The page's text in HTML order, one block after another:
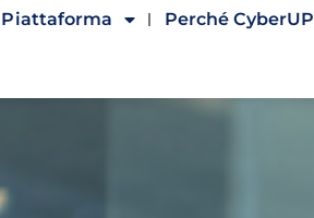
Piattaforma Perché CyberUP